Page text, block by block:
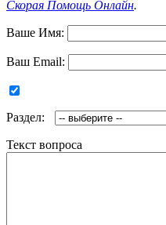
Скорая Помощь Онлайн.
Ваше Имя:
Ваш Email:
Раздел:
Текст вопроса